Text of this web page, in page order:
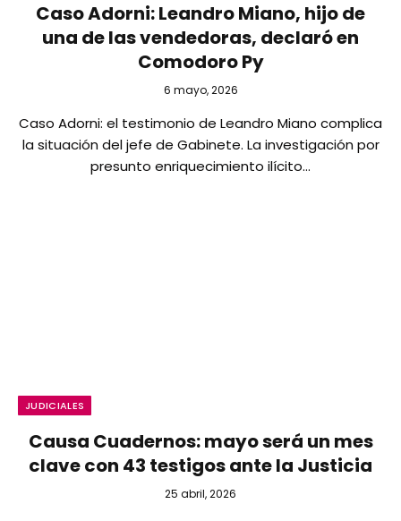
Caso Adorni: Leandro Miano, hijo de
una de las vendedoras, declaró en
Comodoro Py
6 mayo, 2026
Caso Adorni: el testimonio de Leandro Miano complica
la situación del jefe de Gabinete. La investigación por
presunto enriquecimiento ilícito…
JUDICIALES
Causa Cuadernos: mayo será un mes
clave con 43 testigos ante la Justicia
25 abril, 2026